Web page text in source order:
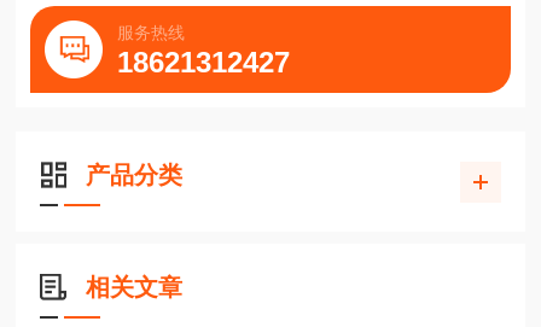
通用工业标准编码器+型号AC58/0017
服务热线
18621312427
产品分类
相关文章